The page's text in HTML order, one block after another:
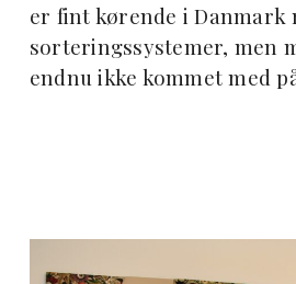
er fint kørende i Danmark
sorteringssystemer, men
endnu ikke kommet med